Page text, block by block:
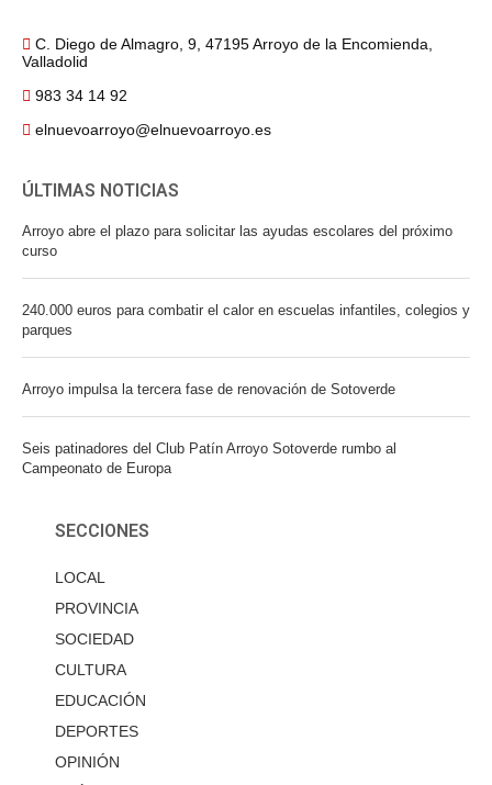
C. Diego de Almagro, 9, 47195 Arroyo de la Encomienda,
Valladolid
983 34 14 92
elnuevoarroyo@elnuevoarroyo.es
ÚLTIMAS NOTICIAS
Arroyo abre el plazo para solicitar las ayudas escolares del próximo
curso
240.000 euros para combatir el calor en escuelas infantiles, colegios y
parques
Arroyo impulsa la tercera fase de renovación de Sotoverde
Seis patinadores del Club Patín Arroyo Sotoverde rumbo al
Campeonato de Europa
SECCIONES
LOCAL
PROVINCIA
SOCIEDAD
CULTURA
EDUCACIÓN
DEPORTES
OPINIÓN